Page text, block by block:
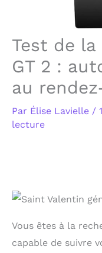
Test de la
GT 2 :
au
Par Élise Lavielle /
lecture
Vous êtes à la
capable de suivre